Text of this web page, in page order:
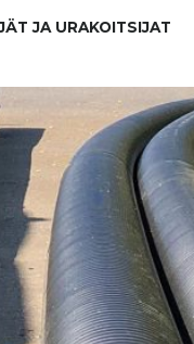
JA URAKOITSIJAT